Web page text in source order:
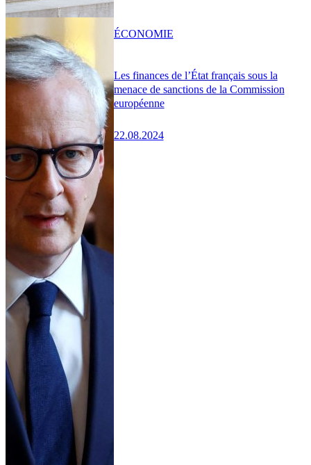
Les finances de l’État français sous la
menace de sanctions de la Commission
européenne
22.08.2024
ÉCONOMIE